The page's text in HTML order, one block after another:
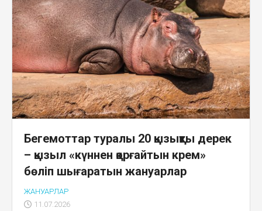
Бегемоттар туралы 20 қызықты дерек
– қызыл «күннен қорғайтын крем»
бөліп шығаратын жануарлар
ЖАНУАРЛАР
11.07.2026